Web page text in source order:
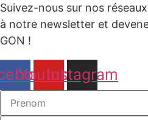
Suivez-nous sur nos
à notre newsletter et
GON !
Youtube
Instagram